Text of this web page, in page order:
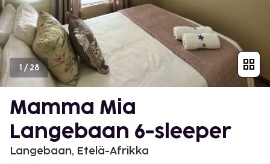
1 /28
Mamma Mia
Langebaan 6-sleeper
Langebaan, Etelä-Afrikka